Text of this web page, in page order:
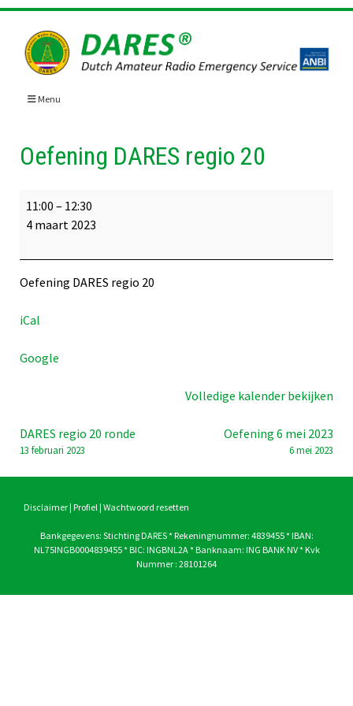
Skip
content
Menu
Oefening DARES regio 20
Oefening
DARES
11:00 – 12:30
4 maart 2023
Oefening DARES regio 20
iCal
Google
Volledige kalender bekijken
Bericht
navigatie
DARES regio 20 ronde
13 februari 2023
Oefening 6 mei 2023
6 mei 2023
Disclaimer| Profiel | Wachtwoord resetten
Bankgegevens: Stichting DARES * Rekeningnummer: 4839455 * IBAN:
NL75INGB0004839455 * BIC: INGBNL2A * Banknaam: ING BANK NV * Kvk
Nummer : 28101264